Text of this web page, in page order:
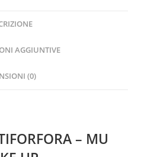
AGGIUNTIVE
(0)
– MU